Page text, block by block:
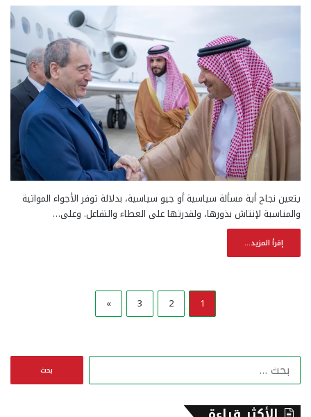
يتعين نجاح أية مسألة سياسية أو جيو سياسية، بدلالة توفر الأجواء المواتية
والمناسبة لإنتاش بذورها، ولقدرتها على العطاء والتفاعل. وعلى…
إقرأ المزيد...
1
2
3
»